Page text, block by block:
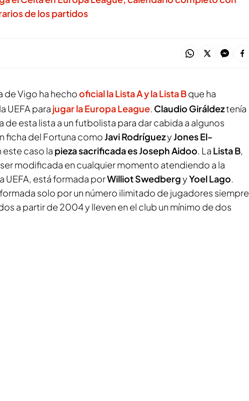
de los partidos
de Vigo ha hechooficial la Lista A y la Lista Bque ha
UEFA para jugar la Europa League. Claudio Giráldeztenía
de esta lista a un futbolista para dar cabida a algunos
ficha del Fortuna comoJaviRodríguezyJonesEl-
este caso la pieza sacrificada es Joseph Aidoo. La Lista B,
modificada en cualquier momento atendiendo a la
UEFA, está formada porWilliot SwedbergyYoelLago.
solo por un número ilimitado de jugadores siempre
a partir de 2004 y lleven en el club un mínimo de dos